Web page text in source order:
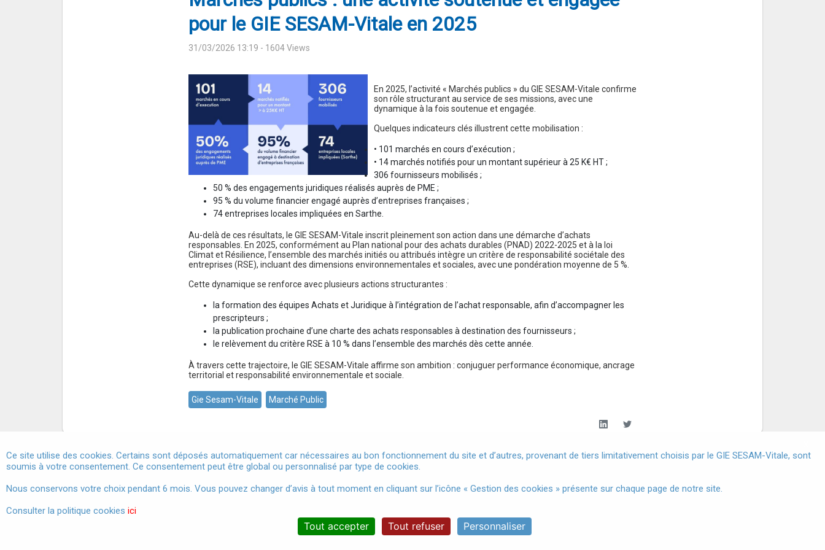
pour le GIE SESAM-Vitale en 2025
31/03/2026 13:19 - 1604 Views
En 2025, l’activité « Marchés publics » du GIE SESAM-Vitale confirme
son rôle structurant au service de ses missions, avec une
dynamique à la fois soutenue et engagée.
Quelques indicateurs clés illustrent cette mobilisation :
• 101 marchés en cours d’exécution ;
• 14 marchés notifiés pour un montant supérieur à 25 K€ HT ;
306 fournisseurs mobilisés ;
50 % des engagements juridiques réalisés auprès de PME ;
95 % du volume financier engagé auprès d’entreprises françaises ;
74 entreprises locales impliquées en Sarthe.
Au-delà de ces résultats, le GIE SESAM-Vitale inscrit pleinement son action dans une démarche d’achats
responsables. En 2025, conformément au Plan national pour des achats durables (PNAD) 2022-2025 et à la loi
Climat et Résilience, l’ensemble des marchés initiés ou attribués intègre un critère de responsabilité sociétale des
entreprises (RSE), incluant des dimensions environnementales et sociales, avec une pondération moyenne de 5 %.
Cette dynamique se renforce avec plusieurs actions structurantes :
la formation des équipes Achats et Juridique à l’intégration de l’achat responsable, afin d’accompagner les
prescripteurs ;
la publication prochaine d’une charte des achats responsables à destination des fournisseurs ;
le relèvement du critère RSE à 10 % dans l’ensemble des marchés dès cette année.
À travers cette trajectoire, le GIE SESAM-Vitale affirme son ambition : conjuguer performance économique, ancrage
territorial et responsabilité environnementale et sociale.
Gie Sesam-Vitale Marché Public
Ce site utilise des cookies. Certains sont déposés automatiquement car nécessaires au bon fonctionnement du site et d’autres, provenant de tiers limitativement choisis par le GIE SESAM-Vitale, sont
soumis à votre consentement. Ce consentement peut être global ou personnalisé par type de cookies.
Nous conservons votre choix pendant 6 mois. Vous pouvez changer d’avis à tout moment en cliquant sur l’icône « Gestion des cookies » présente sur chaque page de notre site.
Consulter la politique cookies ici
Tout accepter Tout refuser Personnaliser